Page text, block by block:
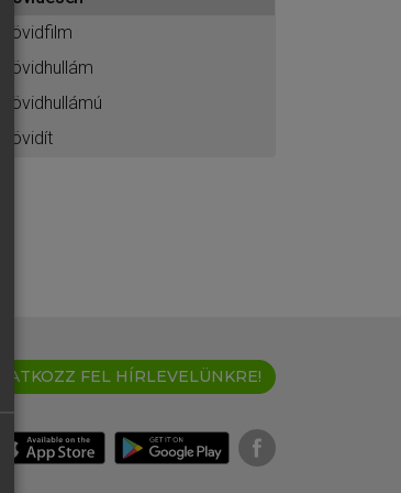
rövidfilm
rövidhullám
rövidhullámú
rövidít
IRATKOZZ FEL HÍRLEVELÜNKRE!